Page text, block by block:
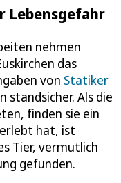
Lebensgefahr
nehmen
das
von Statiker
standsicher. Als die
finden sie ein
hat, ist
Tier, vermutlich
gefunden.